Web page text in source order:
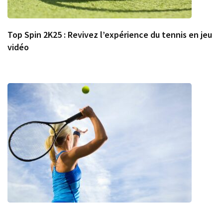
Top Spin 2K25 : Revivez l’expérience du tennis en jeu
vidéo